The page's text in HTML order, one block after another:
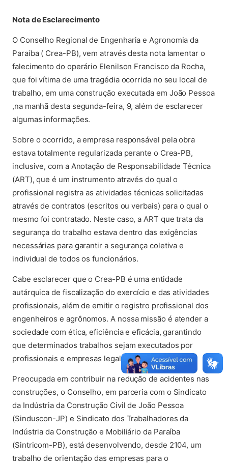
(abre em nova aba)
Nota de Esclarecimento
O Conselho Regional de Engenharia e Agronomia da
Paraíba ( Crea-PB), vem através desta nota lamentar o
falecimento do operário Elenilson Francisco da Rocha,
que foi vítima de uma tragédia ocorrida no seu local de
trabalho, em uma construção executada em João Pessoa
,na manhã desta segunda-feira, 9, além de esclarecer
algumas informações.
Sobre o ocorrido, a empresa responsável pela obra
estava totalmente regularizada perante o Crea-PB,
inclusive, com a Anotação de Responsabilidade Técnica
(ART), que é um instrumento através do qual o
profissional registra as atividades técnicas solicitadas
através de contratos (escritos ou verbais) para o qual o
mesmo foi contratado. Neste caso, a ART que trata da
segurança do trabalho estava dentro das exigências
necessárias para garantir a segurança coletiva e
individual de todos os funcionários.
Cabe esclarecer que o Crea-PB é uma entidade
autárquica de fiscalização do exercício e das atividades
profissionais, além de emitir o registro profissional dos
engenheiros e agrônomos. A nossa missão é atender a
sociedade com ética, eficiência e eficácia, garantindo
que determinados trabalhos sejam executados por
profissionais e empresas legalmente habilitadas.
Preocupada em contribuir na redução de acidentes nas
construções, o Conselho, em parceria com o Sindicato
da Indústria da Construção Civil de João Pessoa
(Sinduscon-JP) e Sindicato dos Trabalhadores da
Indústria da Construção e Mobiliário da Paraíba
(Sintricom-PB), está desenvolvendo, desde 2104, um
trabalho de orientação das empresas para o